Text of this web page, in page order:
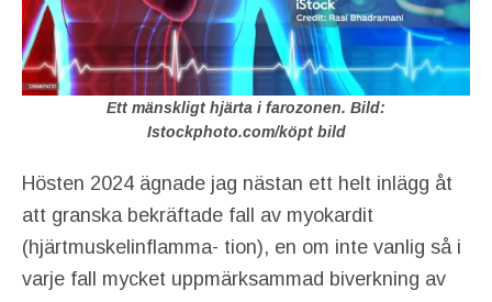
Ett mänskligt hjärta i farozonen. Bild:
Istockphoto.com/köpt bild
Hösten 2024 ägnade jag nästan ett helt inlägg åt
att granska bekräftade fall av myokardit
(hjärtmuskelinflamma- tion), en om inte vanlig så i
varje fall mycket uppmärksammad biverkning av